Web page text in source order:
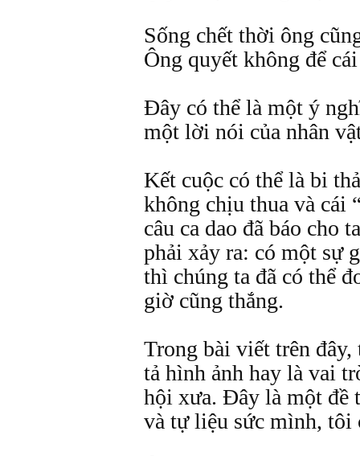
Sống chết thời ông
Ông quyết không để
Đây có thể là một ý
một lời nói của nhân
Kết cuộc có thể là bi
không chịu thua và cái
câu ca dao đã báo cho
phải xảy ra: có một sự
thì chúng ta đã có thể
giờ cũng thắng.
Trong bài viết trên
tả hình ảnh hay là vai
hội xưa. Đây là một đề
và tự liệu sức mình, tôi